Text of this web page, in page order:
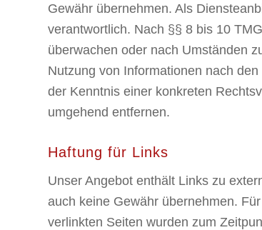
Gewähr übernehmen. Als
verantwortlich. Nach §§ 8 bis 10
überwachen oder nach Umständen
Nutzung von Informationen nach
der Kenntnis einer konkreten
umgehend entfernen.
Haftung für Links
Unser Angebot enthält Links zu
auch keine Gewähr übernehmen.
verlinkten Seiten wurden zum